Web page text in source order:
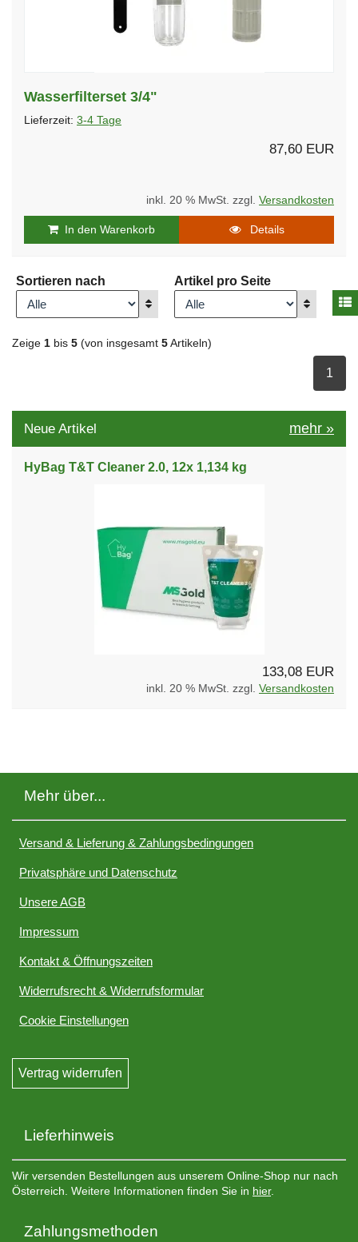
Wasserfilterset 3/4"
Lieferzeit: 3-4 Tage
87,60 EUR
inkl. 20 % MwSt. zzgl. Versandkosten
In den Warenkorb Details
Sortieren nach
Anzeigen
Artikel pro Seite
Anzeigen
Zeige 1 bis 5 (von insgesamt 5 Artikeln)
1
Neue Artikel mehr »
HyBag T&T Cleaner 2.0, 12x 1,134 kg
133,08 EUR
inkl. 20 % MwSt. zzgl. Versandkosten
Mehr über...
Versand & Lieferung & Zahlungsbedingungen
Privatsphäre und Datenschutz
Unsere AGB
Impressum
Kontakt & Öffnungszeiten
Widerrufsrecht & Widerrufsformular
Cookie Einstellungen
Vertrag widerrufen
Lieferhinweis
Wir versenden Bestellungen aus unserem Online-Shop nur nach
Österreich. Weitere Informationen finden Sie in hier.
Zahlungsmethoden